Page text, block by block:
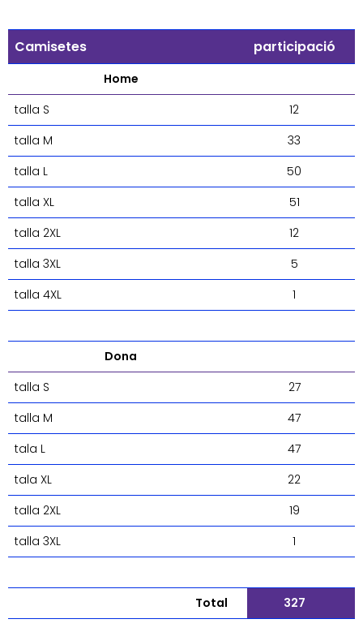
Camisetes participació
Home
talla S
12
talla M
33
talla L
50
talla XL
51
talla 2XL
12
talla 3XL
5
talla 4XL
1
Dona
talla S
27
talla M
47
tala L
47
tala XL
22
talla 2XL
19
talla 3XL
1
Total 327